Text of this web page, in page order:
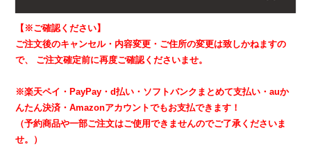
【※ご確認ください】
ご注文後のキャンセル・内容変更・ご住所の変更は致しかねますの
で、
ご注文確定前に再度ご確認くださいませ。
※楽天ペイ・PayPay・d払い・ソフトバンクまとめて支払い・auか
んたん決済・Amazonアカウントでもお支払できます！
（予約商品や一部ご注文はご使用できませんのでご了承くださいま
せ。）